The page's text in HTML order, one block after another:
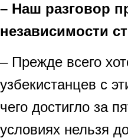
– Наш разговор
независимости
– Прежде всего
узбекистанцев с
чего достигло за
условиях нельзя